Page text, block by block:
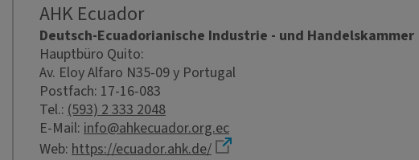
AHK Ecuador
Deutsch-Ecuadorianische Industrie - und Handelskammer
Hauptbüro Quito:
Av. Eloy Alfaro N35-09 y Portugal
Postfach: 17-16-083
Tel.: (593) 2 333 2048
E-Mail: info@ahkecuador.org.ec
Web: https://ecuador.ahk.de/